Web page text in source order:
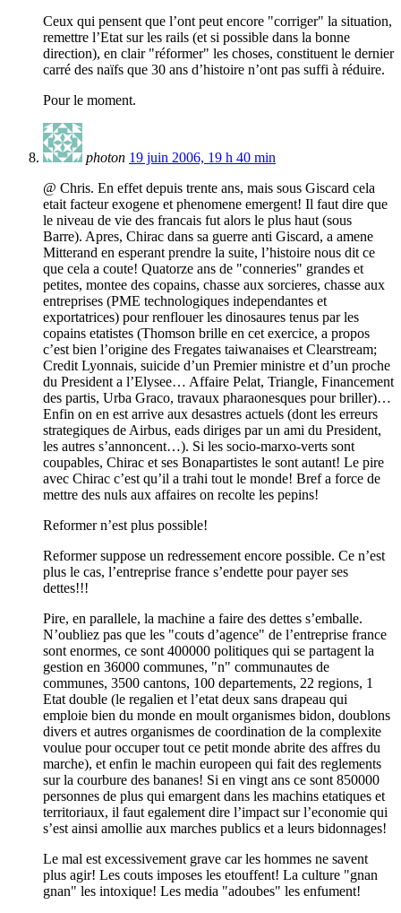
Ceux qui pensent que l’ont peut encore "corriger" la situation,
remettre l’Etat sur les rails (et si possible dans la bonne
direction), en clair "réformer" les choses, constituent le dernier
carré des naïfs que 30 ans d’histoire n’ont pas suffi à réduire.
Pour le moment.
photon 19 juin 2006, 19 h 40 min
@ Chris. En effet depuis trente ans, mais sous Giscard cela
etait facteur exogene et phenomene emergent! Il faut dire que
le niveau de vie des francais fut alors le plus haut (sous
Barre). Apres, Chirac dans sa guerre anti Giscard, a amene
Mitterand en esperant prendre la suite, l’histoire nous dit ce
que cela a coute! Quatorze ans de "conneries" grandes et
petites, montee des copains, chasse aux sorcieres, chasse aux
entreprises (PME technologiques independantes et
exportatrices) pour renflouer les dinosaures tenus par les
copains etatistes (Thomson brille en cet exercice, a propos
c’est bien l’origine des Fregates taiwanaises et Clearstream;
Credit Lyonnais, suicide d’un Premier ministre et d’un proche
du President a l’Elysee… Affaire Pelat, Triangle, Financement
des partis, Urba Graco, travaux pharaonesques pour briller)…
Enfin on en est arrive aux desastres actuels (dont les erreurs
strategiques de Airbus, eads diriges par un ami du President,
les autres s’annoncent…). Si les socio-marxo-verts sont
coupables, Chirac et ses Bonapartistes le sont autant! Le pire
avec Chirac c’est qu’il a trahi tout le monde! Bref a force de
mettre des nuls aux affaires on recolte les pepins!
Reformer n’est plus possible!
Reformer suppose un redressement encore possible. Ce n’est
plus le cas, l’entreprise france s’endette pour payer ses
dettes!!!
Pire, en parallele, la machine a faire des dettes s’emballe.
N’oubliez pas que les "couts d’agence" de l’entreprise france
sont enormes, ce sont 400000 politiques qui se partagent la
gestion en 36000 communes, "n" communautes de
communes, 3500 cantons, 100 departements, 22 regions, 1
Etat double (le regalien et l’etat deux sans drapeau qui
emploie bien du monde en moult organismes bidon, doublons
divers et autres organismes de coordination de la complexite
voulue pour occuper tout ce petit monde abrite des affres du
marche), et enfin le machin europeen qui fait des reglements
sur la courbure des bananes! Si en vingt ans ce sont 850000
personnes de plus qui emargent dans les machins etatiques et
territoriaux, il faut egalement dire l’impact sur l’economie qui
s’est ainsi amollie aux marches publics et a leurs bidonnages!
Le mal est excessivement grave car les hommes ne savent
plus agir! Les couts imposes les etouffent! La culture "gnan
gnan" les intoxique! Les media "adoubes" les enfument!